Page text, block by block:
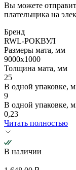
Вы можете
плательщика на
Бренд
RWL-РОКВУЛ
Размеры мата, мм
9000х1000
Толщина мата, мм
25
В одной упаковке,
9
В одной упаковке,
0,23
Читать полностью
В наличии